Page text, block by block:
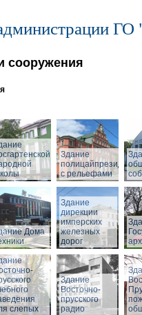
ГО
сооружения
Здание
полицайпрезидиума
с рельефами
Дома
Здание
дирекции
имперских
железных
дорог
слепых
Здание
Восточно-
прусского
радио